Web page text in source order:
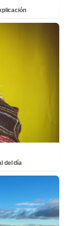
del día